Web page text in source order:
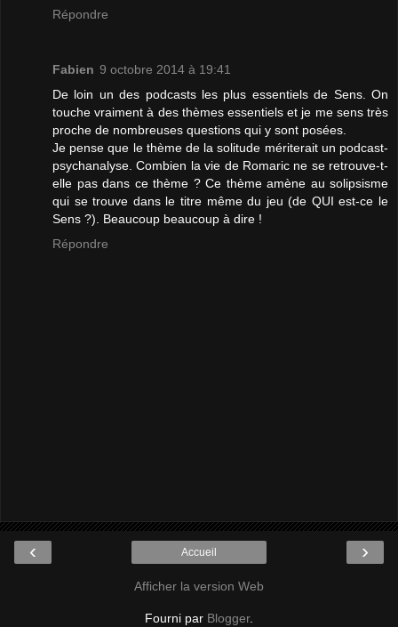
Répondre
Fabien 9 octobre 2014 à 19:41
De loin un des podcasts les plus essentiels de Sens. On
touche vraiment à des thèmes essentiels et je me sens très
proche de nombreuses questions qui y sont posées.
Je pense que le thème de la solitude mériterait un podcast-
psychanalyse. Combien la vie de Romaric ne se retrouve-t-
elle pas dans ce thème ? Ce thème amène au solipsisme
qui se trouve dans le titre même du jeu (de QUI est-ce le
Sens ?). Beaucoup beaucoup à dire !
Répondre
‹ ›
Accueil
Afficher la version Web
Fourni par Blogger.